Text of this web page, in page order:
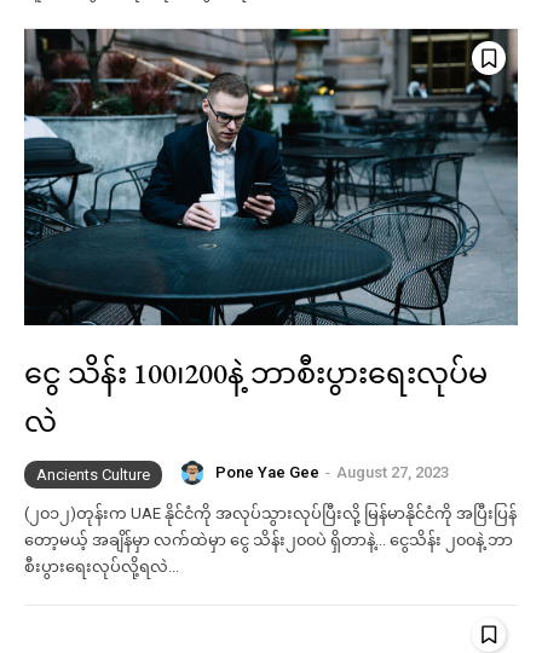
ငွေ သိန်း 100၊200နဲ့ ဘာစီးပွားရေးလုပ်မ
လဲ
Ancients Culture Pone Yae Gee - August 27, 2023
(၂၀၁၂)တုန်းက UAE နိုင်ငံကို အလုပ်သွားလုပ်ပြီးလို့ မြန်မာနိုင်ငံကို အပြီးပြန်
တော့မယ့် အချိန်မှာ လက်ထဲမှာ ငွေ သိန်း၂၀၀ပဲ ရှိတာနဲ့... ငွေသိန်း ၂၀၀နဲ့ ဘာ
စီးပွားရေးလုပ်လို့ရလဲ...